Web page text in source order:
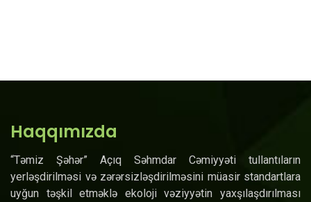
Haqqımızda
“Təmiz Şəhər” Açıq Səhmdar Cəmiyyəti tullantıların
yerləşdirilməsi və zərərsizləşdirilməsini müasir standartlara
uyğun təşkil etməklə ekoloji vəziyyətin yaxşılaşdırılması